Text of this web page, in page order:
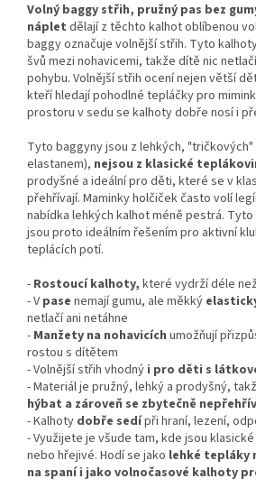
Volný baggy střih, pružný pas bez
náplet dělají z těchto kalhot oblíbenou
baggy označuje volnější střih. Tyto
švů mezi nohavicemi, takže dítě nic
pohybu. Volnější střih ocení nejen větší
kteří hledají pohodlné tepláčky pro
prostoru v sedu se kalhoty dobře nosí i
Tyto baggyny jsou z lehkých, "tričkových"
elastanem), nejsou z klasické
prodyšné a ideální pro děti, které se v
přehřívají. Maminky holčiček často volí
nabídka lehkých kalhot méně pestrá.
jsou proto ideálním řešením pro aktivní
teplácích potí.
- Rostoucí kalhoty, které vydrží déle
- V pase nemají gumu, ale měkký
netlačí ani netáhne
- Manžety na nohavicích umožňují
rostou s dítětem
- Volnější střih vhodný i pro děti s
- Materiál je pružný, lehký a prodyšný,
hýbat a zároveň se zbytečně
- Kalhoty dobře sedípři hraní, lezení,
-Využijete je všude tam, kde jsou
nebo hřejivé. Hodí se jako lehké tepláky
na spaní i jako volnočasové kalhoty